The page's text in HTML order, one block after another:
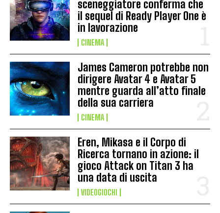
sceneggiatore conferma che
il sequel di Ready Player One è
in lavorazione
CINEMA
James Cameron potrebbe non
dirigere Avatar 4 e Avatar 5
mentre guarda all’atto finale
della sua carriera
CINEMA
Eren, Mikasa e il Corpo di
Ricerca tornano in azione: il
gioco Attack on Titan 3 ha
una data di uscita
VIDEOGIOCHI